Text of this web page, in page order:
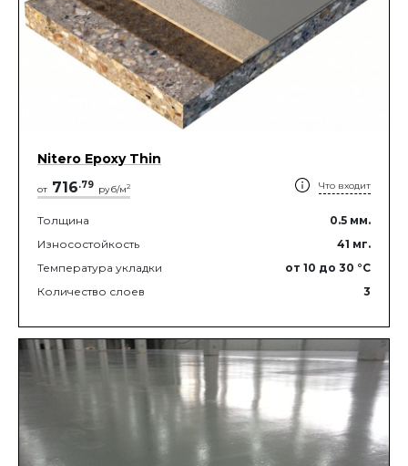
Nitero Epoxy Thin
от 716.79 руб/м2 Что входит
Толщина 0.5 мм.
Износостойкость
41 мг.
Температура укладки
от 10 до 30 °C
Количество слоев
3